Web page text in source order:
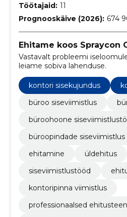
Töötajaid: 11
Prognooskäive (2026): 674
Ehitame koos Spraycon
Vastavalt probleemi
leiame sobiva lahenduse.
kontori sisekujundus
büroo siseviimistlus
büroohoone
büroopindade siseviimistlus
ehitamine
üldehitus
siseviimistlustööd
kontoripinna viimistlus
professionaalsed